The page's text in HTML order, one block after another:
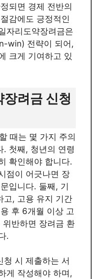
되면 경제 전반의
감에도 긍정적인
자리도약장려금은
win) 전략이 되어,
크게 기여하고 있
려금 신청
때는 몇 가지 주의
. 첫째, 청년의 연령
확인해야 합니다.
점이 어긋나면 장
입니다. 둘째, 기
고, 고용 유지 기간
후 6개월 이상 고
반하면 장려금 환
.
청 시 제출하는 서
게 작성해야 하며,